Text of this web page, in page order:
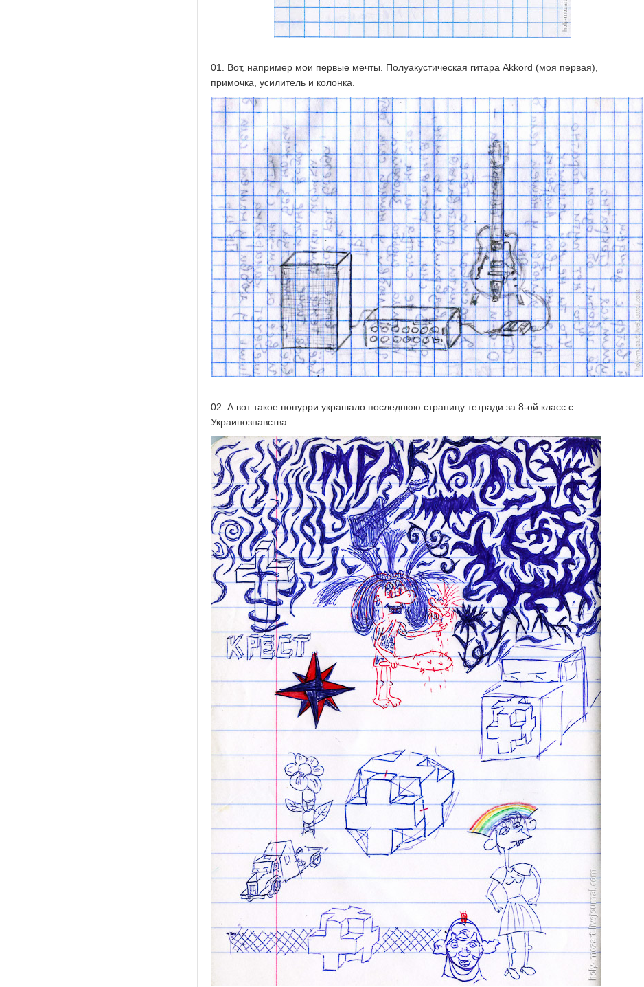
01. Вот, например мои первые мечты. Полуакустическая гитара Akkord (моя первая),
примочка, усилитель и колонка.
02. А вот такое попурри украшало последнюю страницу тетради за 8-ой класс с
Украинознавства.